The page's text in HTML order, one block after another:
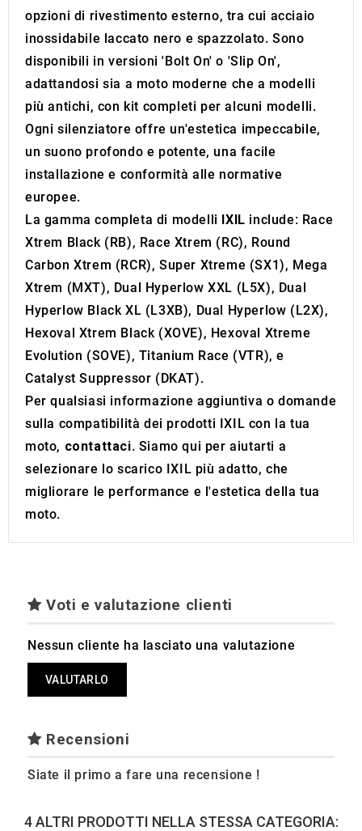
opzioni di rivestimento esterno, tra cui acciaio
inossidabile laccato nero e spazzolato. Sono
disponibili in versioni 'Bolt On' o 'Slip On',
adattandosi sia a moto moderne che a modelli
più antichi, con kit completi per alcuni modelli.
Ogni silenziatore offre un'estetica impeccabile,
un suono profondo e potente, una facile
installazione e conformità alle normative
europee.
La gamma completa di modelli IXIL include: Race
Xtrem Black (RB), Race Xtrem (RC), Round
Carbon Xtrem (RCR), Super Xtreme (SX1), Mega
Xtrem (MXT), Dual Hyperlow XXL (L5X), Dual
Hyperlow Black XL (L3XB), Dual Hyperlow (L2X),
Hexoval Xtrem Black (XOVE), Hexoval Xtreme
Evolution (SOVE), Titanium Race (VTR), e
Catalyst Suppressor (DKAT).
Per qualsiasi informazione aggiuntiva o domande
sulla compatibilità dei prodotti IXIL con la tua
moto, contattaci. Siamo qui per aiutarti a
selezionare lo scarico IXIL più adatto, che
migliorare le performance e l'estetica della tua
moto.
Voti e valutazione clienti
Nessun cliente ha lasciato una valutazione
VALUTARLO
Recensioni
Siate il primo a fare una recensione !
4 ALTRI PRODOTTI NELLA STESSA CATEGORIA: